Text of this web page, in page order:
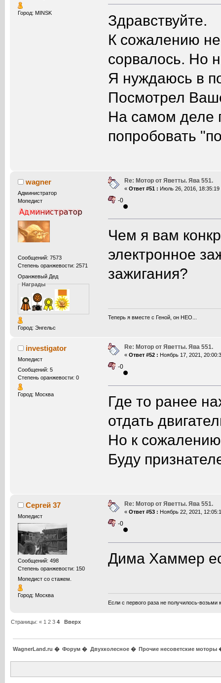
Город: MINSK
Здравствуйте.
К сожалению
сорвалось. Но
Я нуждаюсь в
Посмотрел
На самом деле
попробовать
wagner
Администратор
Мопедист
Сообщений: 7573
Степень оранжевости: 2571
Оранжевый Дед
Награды
Город: Энгельс
Re: Мотор от Яветты. Ява 551.
« Ответ #51 : Июль 26, 2016, 18:35:19
-0
Чем я вам
электронное
зажигания?
Теперь я вместе с Геной, он НЕО...
investigator
Мопедист
Сообщений: 5
Степень оранжевости: 0
Город: Москва
Re: Мотор от Яветты. Ява 551.
« Ответ #52 : Ноябрь 17, 2021,
-0
Где то ранее
отдать
Но к сожалению
Буду
Сергей 37
Мопедист
Сообщений: 498
Степень оранжевости: 150
Мопедист со стажем.
Город: Москва
Re: Мотор от Яветты. Ява 551.
« Ответ #53 : Ноябрь 22, 2021,
-0
Дима Хаммер
Если с первого раза не получилось-возьми
Страницы:« 1 2 3 4 Вверх
WagnerLand.ru � Форум � Двухколесное� Прочие несоветские моторы